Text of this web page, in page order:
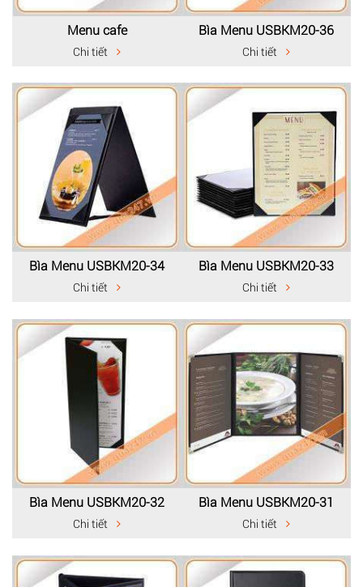
Menu cafe
Chi tiết
Bìa Menu USBKM20-36
Chi tiết
Bìa Menu USBKM20-34
Chi tiết
Bìa Menu USBKM20-33
Chi tiết
Bìa Menu USBKM20-32
Chi tiết
Bìa Menu USBKM20-31
Chi tiết